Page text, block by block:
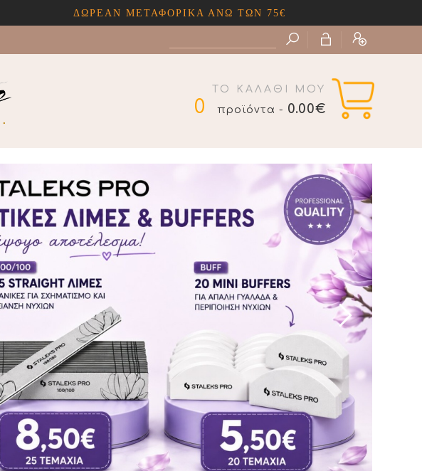
ΔΩΡΕΑΝ ΜΕΤΑΦΟΡΙΚΑ ΑΝΩ ΤΩΝ 75€
ΤΟ ΚΑΛΑΘΙ ΜΟΥ
0 προϊόντα - 0.00€